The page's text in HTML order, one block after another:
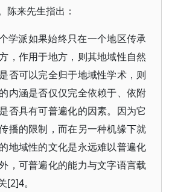
陈来先生指出：
学派如果始终只在一个地区传承
，作用于地方，则其地域性自然
否可以完全归于地域性学术，则
内涵是否仅仅完全依赖于、依附
否具有可普遍化的因素。因为它
播的限制，而在另一种机缘下就
地域性的文化是永远难以普遍化
，可普遍化的能力与文字语言载
[2]4。